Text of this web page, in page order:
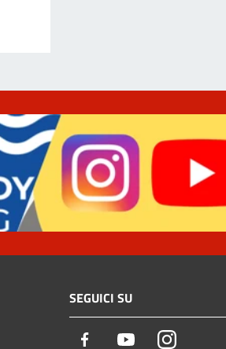
SEGUICI SU
Facebook YoutubeInstagram